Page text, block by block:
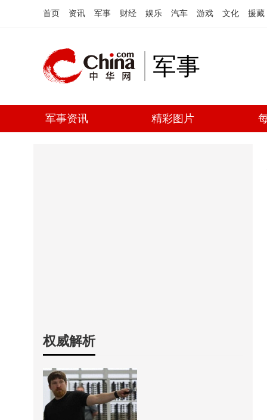
首页 资讯 军事 财经 娱乐 汽车 游戏 文化 援藏
军事
军事资讯 精彩图片
权威解析